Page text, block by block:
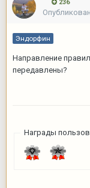
236
Эндорфин
Направление
передавлены?
Награды